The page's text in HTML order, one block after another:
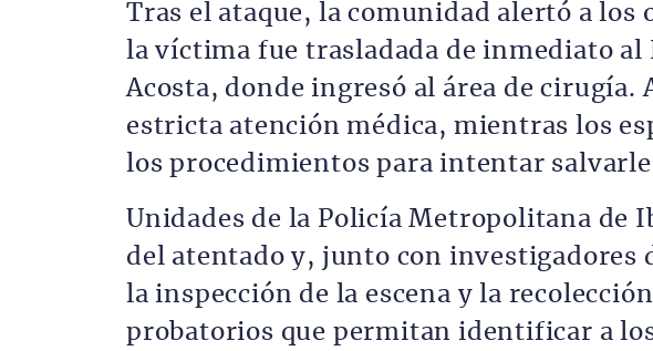
Tras el ataque, la comunidad alertó a los
la víctima fue trasladada de inmediato al
Acosta, donde ingresó al área de cirugía.
estricta atención médica, mientras los
los procedimientos para intentar
Unidades de la Policía Metropolitana de
del atentado y, junto con investigadores
la inspección de la escena y la
probatorios que permitan identificar a